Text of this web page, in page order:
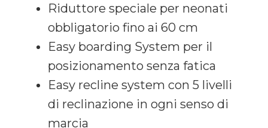
Riduttore speciale per neonati
obbligatorio fino ai 60 cm
Easy boarding System per il
posizionamento senza fatica
Easy recline system con 5 livelli
di reclinazione in ogni senso di
marcia